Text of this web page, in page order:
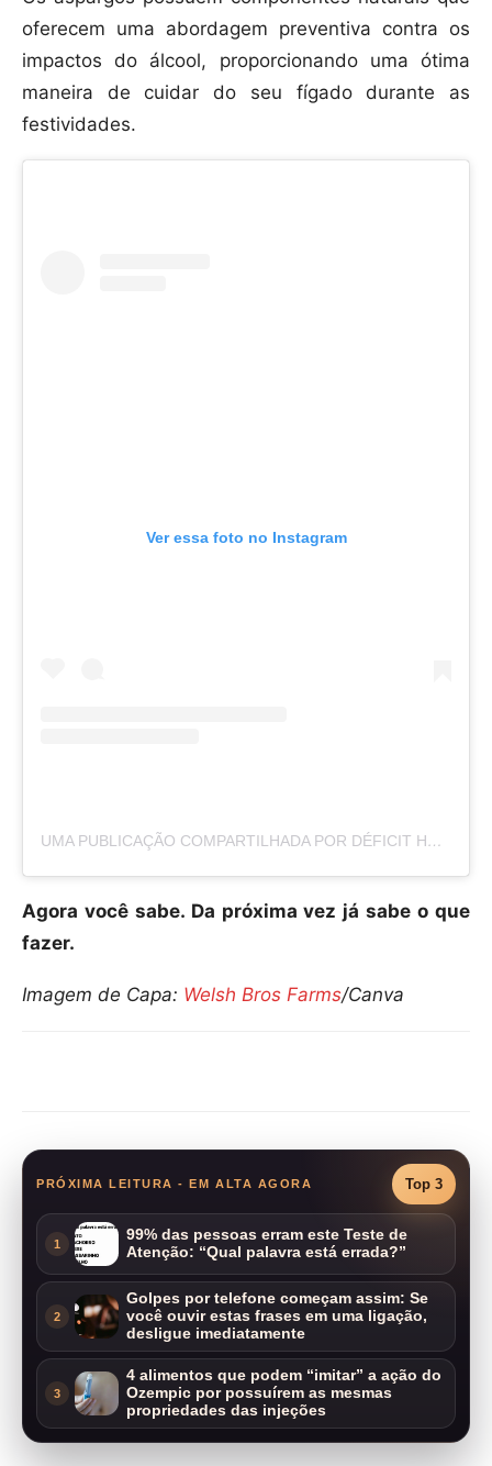
oferecem uma abordagem preventiva contra os
impactos do álcool, proporcionando uma ótima
maneira de cuidar do seu fígado durante as
festividades.
Ver essa foto no Instagram
UMA PUBLICAÇÃO COMPARTILHADA POR DÉFICIT HYDRIQUE (@DEFICIT.HYDRIQUE)
Agora você sabe. Da próxima vez já sabe o que
fazer.
Imagem de Capa: Welsh Bros Farms/Canva
PRÓXIMA LEITURA - EM ALTA AGORA Top 3
1
99% das pessoas erram este Teste de
Atenção: “Qual palavra está errada?”
2
Golpes por telefone começam assim: Se
você ouvir estas frases em uma ligação,
desligue imediatamente
3
4 alimentos que podem “imitar” a ação do
Ozempic por possuírem as mesmas
propriedades das injeções